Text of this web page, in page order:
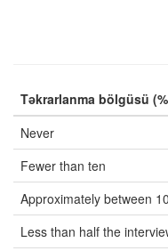
Təkrarlanma bölgüsü
Never
Fewer than ten
Approximately between
Less than half the